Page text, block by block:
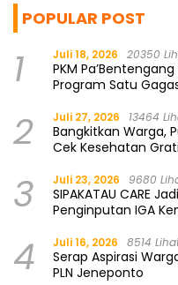
POPULAR POST
1 Juli 18, 2026 20350
PKM
Program Satu
2 Juli 27, 2026 13464
Bangkitkan Warga,
Cek Kesehatan
3 Juli 23, 2026 9680
SIPAKATAU CARE
Penginputan IGA
4 Juli 16, 2026 8514
Serap Aspirasi
PLN Jeneponto